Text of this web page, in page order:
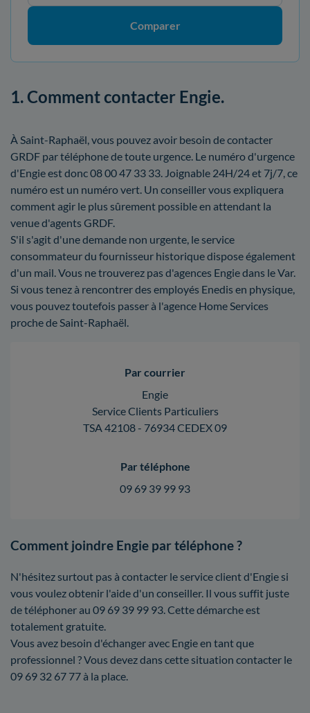
Comparer
1. Comment contacter Engie.
À Saint-Raphaël, vous pouvez avoir besoin de contacter
GRDF par téléphone de toute urgence. Le numéro d'urgence
d'Engie est donc 08 00 47 33 33. Joignable 24H/24 et 7j/7, ce
numéro est un numéro vert. Un conseiller vous expliquera
comment agir le plus sûrement possible en attendant la
venue d'agents GRDF.
S'il s'agit d'une demande non urgente, le service
consommateur du fournisseur historique dispose également
d'un mail. Vous ne trouverez pas d'agences Engie dans le Var.
Si vous tenez à rencontrer des employés Enedis en physique,
vous pouvez toutefois passer à l'agence Home Services
proche de Saint-Raphaël.
Par courrier
Engie
Service Clients Particuliers
TSA 42108 - 76934 CEDEX 09
Par téléphone
09 69 39 99 93
Comment joindre Engie par téléphone ?
N'hésitez surtout pas à contacter le service client d'Engie si
vous voulez obtenir l'aide d'un conseiller. Il vous suffit juste
de téléphoner au 09 69 39 99 93. Cette démarche est
totalement gratuite.
Vous avez besoin d'échanger avec Engie en tant que
professionnel ? Vous devez dans cette situation contacter le
09 69 32 67 77 à la place.